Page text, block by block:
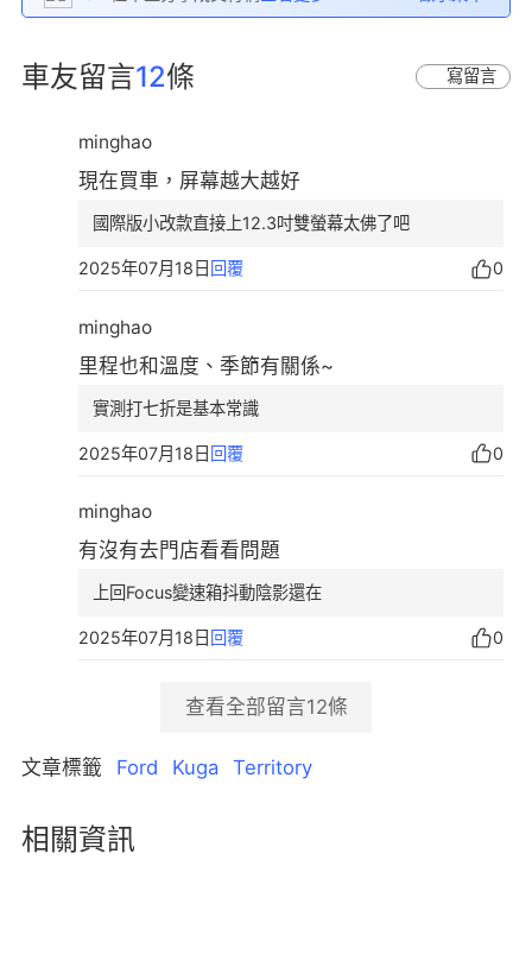
車友留言12條 寫留言
minghao
現在買車，屏幕越大越好
國際版小改款直接上12.3吋雙螢幕太佛了吧
2025年07月18日 回覆 0
minghao
里程也和溫度、季節有關係~
實測打七折是基本常識
2025年07月18日 回覆 0
minghao
有沒有去門店看看問題
上回Focus變速箱抖動陰影還在
2025年07月18日 回覆 0
查看全部留言12條
文章標籤 Ford Kuga Territory
相關資訊